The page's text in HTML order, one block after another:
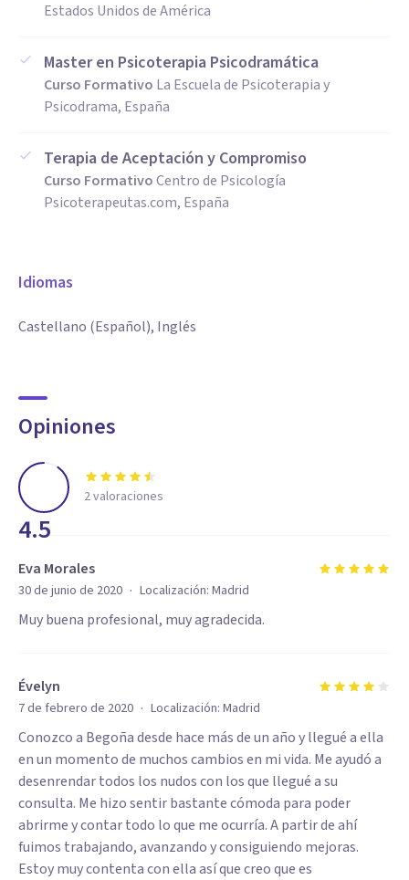
Estados Unidos de América
Master en Psicoterapia Psicodramática
Curso Formativo La Escuela de Psicoterapia y
Psicodrama, España
Terapia de Aceptación y Compromiso
Curso FormativoCentro de Psicología
Psicoterapeutas.com, España
Idiomas
Castellano (Español), Inglés
Opiniones
4.5
2valoraciones
Eva Morales
30 de junio de 2020 · Localización: Madrid
Muy buena profesional, muy agradecida.
Évelyn
7 de febrero de 2020 · Localización: Madrid
Conozco a Begoña desde hace más de un año y llegué a ella
en un momento de muchos cambios en mi vida. Me ayudó a
desenrendar todos los nudos con los que llegué a su
consulta. Me hizo sentir bastante cómoda para poder
abrirme y contar todo lo que me ocurría. A partir de ahí
fuimos trabajando, avanzando y consiguiendo mejoras.
Estoy muy contenta con ella así que creo que es